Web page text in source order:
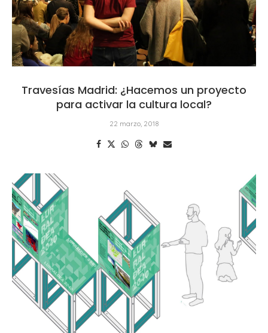
Travesías Madrid: ¿Hacemos un proyecto
para activar la cultura local?
22 marzo, 2018